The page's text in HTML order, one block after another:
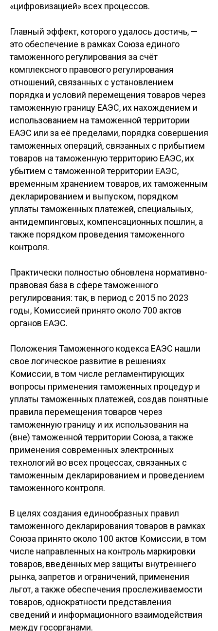
«цифровизацией» всех процессов.
Главный эффект, которого удалось достичь, —
это обеспечение в рамках Союза единого
таможенного регулирования за счёт
комплексного правового регулирования
отношений, связанных с установлением
порядка и условий перемещения товаров через
таможенную границу ЕАЭС, их нахождением и
использованием на таможенной территории
ЕАЭС или за её пределами, порядка совершения
таможенных операций, связанных с прибытием
товаров на таможенную территорию ЕАЭС, их
убытием с таможенной территории ЕАЭС,
временным хранением товаров, их таможенным
декларированием и выпуском, порядком
уплаты таможенных платежей, специальных,
антидемпинговых, компенсационных пошлин, а
также порядком проведения таможенного
контроля.
Практически полностью обновлена нормативно-
правовая база в сфере таможенного
регулирования: так, в период с 2015 по 2023
годы, Комиссией принято около 700 актов
органов ЕАЭС.
Положения Таможенного кодекса ЕАЭС нашли
свое логическое развитие в решениях
Комиссии, в том числе регламентирующих
вопросы применения таможенных процедур и
уплаты таможенных платежей, создав понятные
правила перемещения товаров через
таможенную границу и их использования на
(вне) таможенной территории Союза, а также
применения современных электронных
технологий во всех процессах, связанных с
таможенным декларированием и проведением
таможенного контроля.
В целях создания единообразных правил
таможенного декларирования товаров в рамках
Союза принято около 100 актов Комиссии, в том
числе направленных на контроль маркировки
товаров, введённых мер защиты внутреннего
рынка, запретов и ограничений, применения
льгот, а также обеспечения прослеживаемости
товаров, однократности представления
сведений и информационного взаимодействия
между госорганами.